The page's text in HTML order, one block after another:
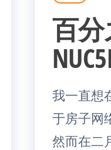
百分
我一直想
于房子网
然而在二